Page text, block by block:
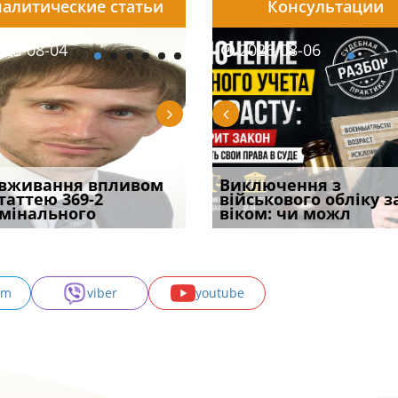
06
встановив для
шкоди
2026-08-06
Документи, на яких не
проставляється
апостиль: пер
статьи
08-04
впливом
369-2
2026-08-04
Переоформлення
відстрочки за іншою
підставою: нов
Консультации
2026-08-05
захисту у
я
2026-08-06
Виключення з
військового обліку
віком: чи можл
2026-07-30
Восьмий ААС
підтвердив, що
може скас
viber youtube